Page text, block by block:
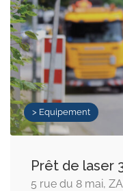
> Equipement
Prêt de laser
5 rue du 8 mai,